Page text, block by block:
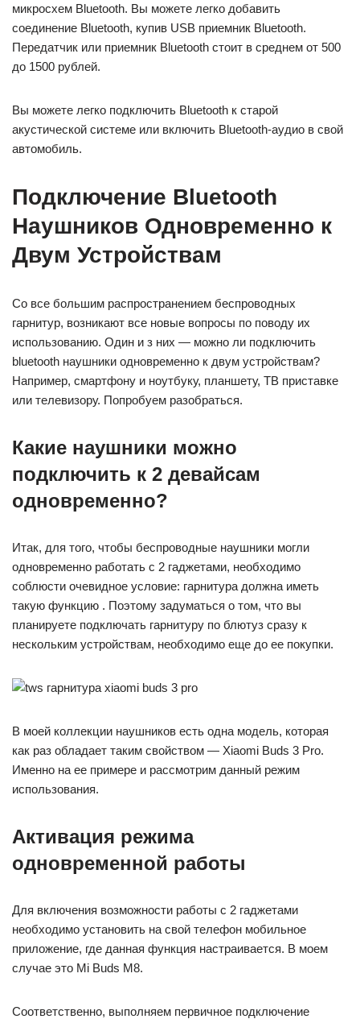
микросхем Bluetooth. Вы можете легко добавить
соединение Bluetooth, купив USB приемник Bluetooth.
Передатчик или приемник Bluetooth стоит в среднем от 500
до 1500 рублей.
Вы можете легко подключить Bluetooth к старой
акустической системе или включить Bluetooth-аудио в свой
автомобиль.
Подключение Bluetooth
Наушников Одновременно к
Двум Устройствам
Со все большим распространением беспроводных
гарнитур, возникают все новые вопросы по поводу их
использованию. Один и з них — можно ли подключить
bluetooth наушники одновременно к двум устройствам?
Например, смартфону и ноутбуку, планшету, ТВ приставке
или телевизору. Попробуем разобраться.
Какие наушники можно
подключить к 2 девайсам
одновременно?
Итак, для того, чтобы беспроводные наушники могли
одновременно работать с 2 гаджетами, необходимо
соблюсти очевидное условие: гарнитура должна иметь
такую функцию . Поэтому задуматься о том, что вы
планируете подключать гарнитуру по блютуз сразу к
нескольким устройствам, необходимо еще до ее покупки.
В моей коллекции наушников есть одна модель, которая
как раз обладает таким свойством — Xiaomi Buds 3 Pro.
Именно на ее примере и рассмотрим данный режим
использования.
Активация режима
одновременной работы
Для включения возможности работы с 2 гаджетами
необходимо установить на свой телефон мобильное
приложение, где данная функция настраивается. В моем
случае это Mi Buds M8.
Соответственно, выполняем первичное подключение